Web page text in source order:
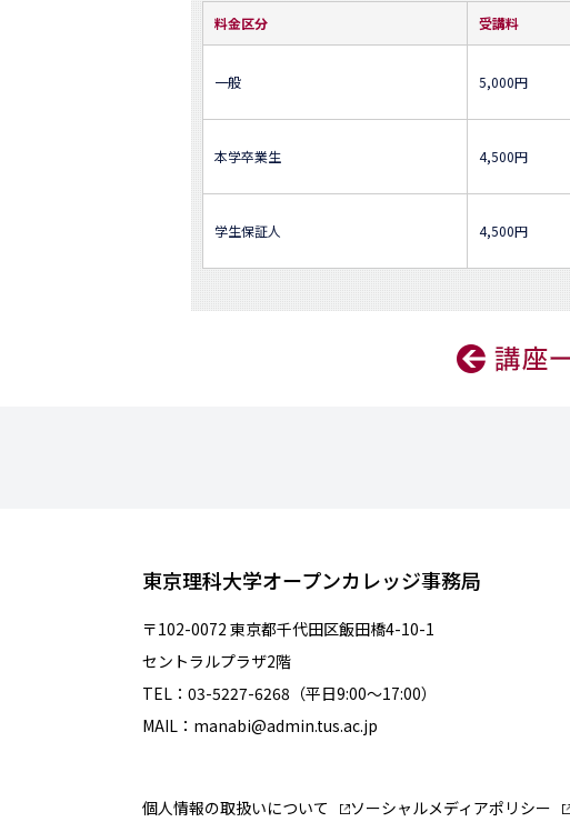
料金区分 受講料
一般 5,000円
本学卒業生 4,500円
学生保証人 4,500円
東京理科大学オープンカレッジ事務局
〒102-0072 東京都千代田区飯田橋4-10-1
セントラルプラザ2階
TEL：03-5227-6268（平日9:00～17:00）
MAIL：manabi@admin.tus.ac.jp
個人情報の取扱いについて ソーシャルメディアポリシー